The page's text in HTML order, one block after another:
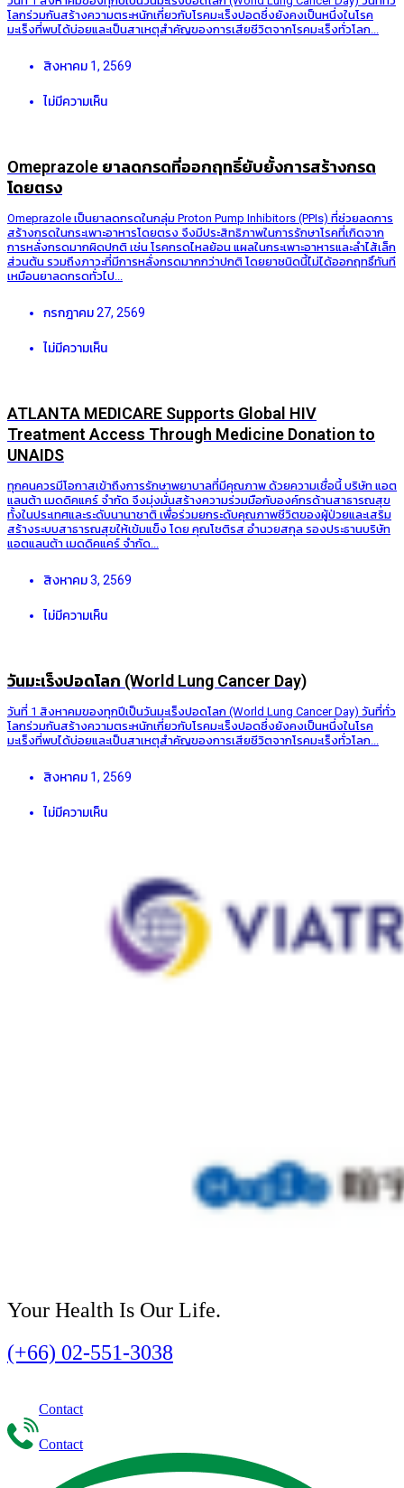
โลกร่วมกันสร้างความตระหนักเกี่ยวกับโรคมะเร็งปอดซึ่งยังคงเป็นหนึ่งในโรค
มะเร็งที่พบได้บ่อยและเป็นสาเหตุสำคัญของการเสียชีวิตจากโรคมะเร็งทั่วโลก...
สิงหาคม 1, 2569
ไม่มีความเห็น
Omeprazole ยาลดกรดที่ออกฤทธิ์ยับยั้งการสร้างกรด
โดยตรง
Omeprazole เป็นยาลดกรดในกลุ่ม Proton Pump Inhibitors (PPIs) ที่ช่วยลดการ
สร้างกรดในกระเพาะอาหารโดยตรง จึงมีประสิทธิภาพในการรักษาโรคที่เกิดจาก
การหลั่งกรดมากผิดปกติ เช่น โรคกรดไหลย้อน แผลในกระเพาะอาหารและลำไส้เล็ก
ส่วนต้น รวมถึงภาวะที่มีการหลั่งกรดมากกว่าปกติ โดยยาชนิดนี้ไม่ได้ออกฤทธิ์ทันที
เหมือนยาลดกรดทั่วไป...
กรกฎาคม 27, 2569
ไม่มีความเห็น
ATLANTA MEDICARE Supports Global HIV
Treatment Access Through Medicine Donation to
UNAIDS
ทุกคนควรมีโอกาสเข้าถึงการรักษาพยาบาลที่มีคุณภาพ ด้วยความเชื่อนี้ บริษัท แอต
แลนต้า เมดดิคแคร์ จำกัด จึงมุ่งมั่นสร้างความร่วมมือกับองค์กรด้านสาธารณสุข
ทั้งในประเทศและระดับนานาชาติ เพื่อร่วมยกระดับคุณภาพชีวิตของผู้ป่วยและเสริม
สร้างระบบสาธารณสุขให้เข้มแข็ง โดย คุณโชติรส อำนวยสกุล รองประธานบริษัท
แอตแลนต้า เมดดิคแคร์ จำกัด...
สิงหาคม 3, 2569
ไม่มีความเห็น
วันมะเร็งปอดโลก (World Lung Cancer Day)
วันที่ 1 สิงหาคมของทุกปีเป็นวันมะเร็งปอดโลก (World Lung Cancer Day) วันที่ทั่ว
โลกร่วมกันสร้างความตระหนักเกี่ยวกับโรคมะเร็งปอดซึ่งยังคงเป็นหนึ่งในโรค
มะเร็งที่พบได้บ่อยและเป็นสาเหตุสำคัญของการเสียชีวิตจากโรคมะเร็งทั่วโลก...
สิงหาคม 1, 2569
ไม่มีความเห็น
Your Health Is Our Life.
(+66) 02-551-3038
Contact
Contact